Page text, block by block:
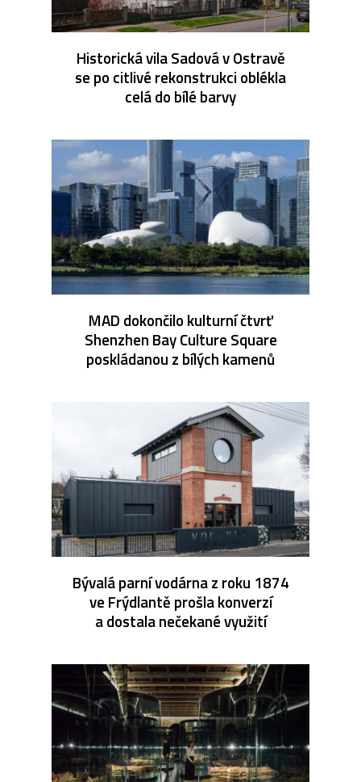
Historická vila Sadová v Ostravě
se po citlivé rekonstrukci oblékla
celá do bílé barvy
MAD dokončilo kulturní čtvrť
Shenzhen Bay Culture Square
poskládanou z bílých kamenů
Bývalá parní vodárna z roku 1874
ve Frýdlantě prošla konverzí
a dostala nečekané využití